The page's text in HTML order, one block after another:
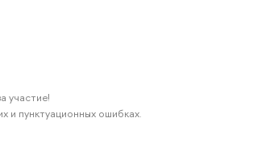
участие!
и пунктуационных ошибках.